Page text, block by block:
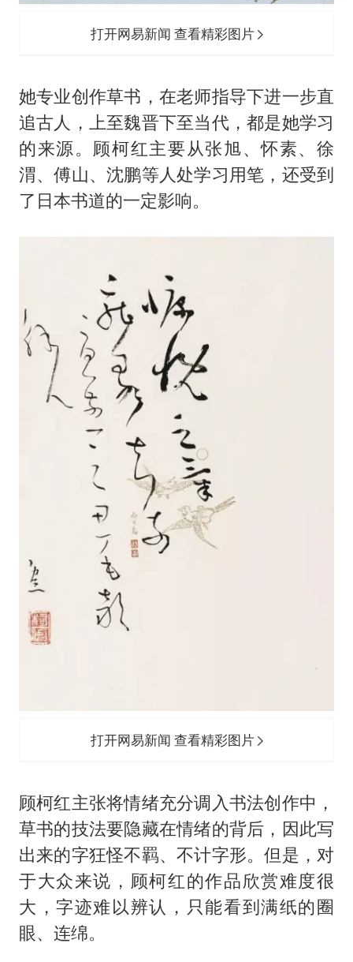
打开网易新闻 查看精彩图片
她专业创作草书，在老师指导下进一步直
追古人，上至魏晋下至当代，都是她学习
的来源。顾柯红主要从张旭、怀素、徐
渭、傅山、沈鹏等人处学习用笔，还受到
了日本书道的一定影响。
打开网易新闻 查看精彩图片
顾柯红主张将情绪充分调入书法创作中，
草书的技法要隐藏在情绪的背后，因此写
出来的字狂怪不羁、不计字形。但是，对
于大众来说，顾柯红的作品欣赏难度很
大，字迹难以辨认，只能看到满纸的圈
眼、连绵。